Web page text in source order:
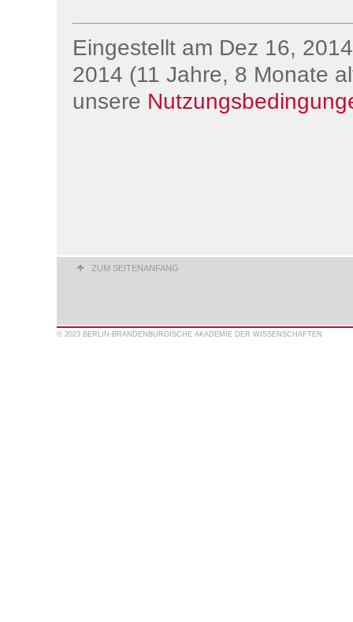
Eingestellt am Dez 16,
2014 (11 Jahre, 8 Monate
unsere
ZUM SEITENANFANG
© 2023 BERLIN-BRANDENBURGISCHE AKADEMIE DER WISSENSCHAFTEN